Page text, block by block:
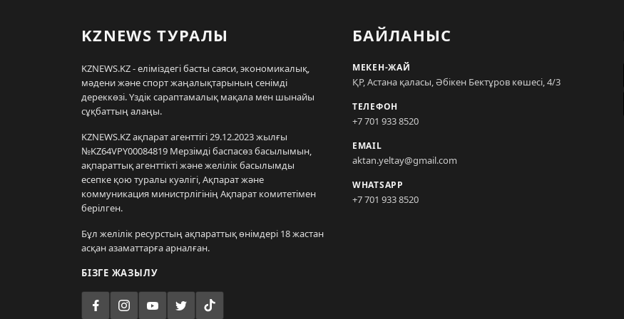
KZNEWS ТУРАЛЫ
KZNEWS.KZ - еліміздегі басты саяси, экономикалық,
мәдени және спорт жаңалықтарының сенімді
дереккөзі. Үздік сараптамалық мақала мен шынайы
сұқбаттың алаңы.
KZNEWS.KZ ақпарат агенттігі 29.12.2023 жылғы
№KZ64VPY00084819 Мерзімді баспасөз басылымын,
ақпараттық агенттікті және желілік басылымды
есепке қою туралы куәлігі, Ақпарат және
коммуникация министрлігінің Ақпарат комитетімен
берілген.
Бұл желілік ресурстың ақпараттық өнімдері 18 жастан
асқан азаматтарға арналған.
БІЗГЕ ЖАЗЫЛУ
БАЙЛАНЫС
МЕКЕН-ЖАЙ
ҚР, Астана қаласы, Әбікен Бектұров көшесі, 4/3
ТЕЛЕФОН
+7 701 933 8520
EMAIL
aktan.yeltay@gmail.com
WHATSAPP
+7 701 933 8520